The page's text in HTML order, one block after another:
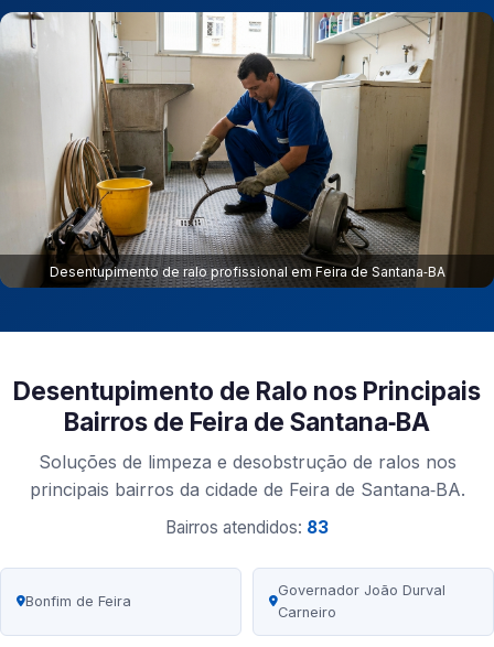
Desentupimento de ralo profissional em Feira de Santana‑BA
Desentupimento de Ralo nos Principais
Bairros de Feira de Santana‑BA
Soluções de limpeza e desobstrução de ralos nos
principais bairros da cidade de Feira de Santana‑BA.
Bairros atendidos: 83
Bonfim de Feira
Governador João Durval
Carneiro